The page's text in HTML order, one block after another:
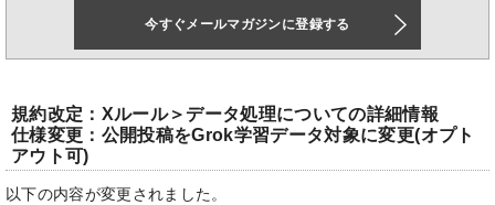
今すぐメールマガジンに登録する
規約改定：Xルール＞データ処理についての詳細情報
仕様変更：公開投稿をGrok学習データ対象に変更(オプト
アウト可)
以下の内容が変更されました。